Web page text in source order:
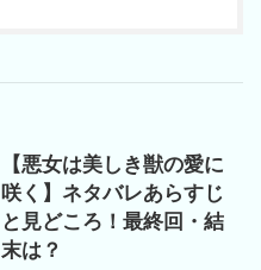
【悪女は美しき獣の愛に
咲く】ネタバレあらすじ
と見どころ！最終回・結
末は？